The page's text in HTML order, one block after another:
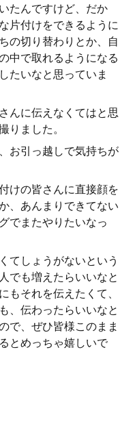
たんですけど、だか
片付けをできるように
の切り替わりとか、自
中で取れるようになる
たいなと思っていま
んに伝えなくてはと思
りました。
お引っ越しで気持ちが
けの皆さんに直接顔を
、あんまりできてない
でまたやりたいなっ
てしょうがないという
でも増えたらいいなと
もそれを伝えたくて、
、伝わったらいいなと
で、ぜひ皆様このまま
とめっちゃ嬉しいで